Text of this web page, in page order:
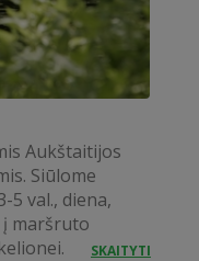
Aukštaitijos
Siūlome
val., diena,
į maršruto
SKAITYTI